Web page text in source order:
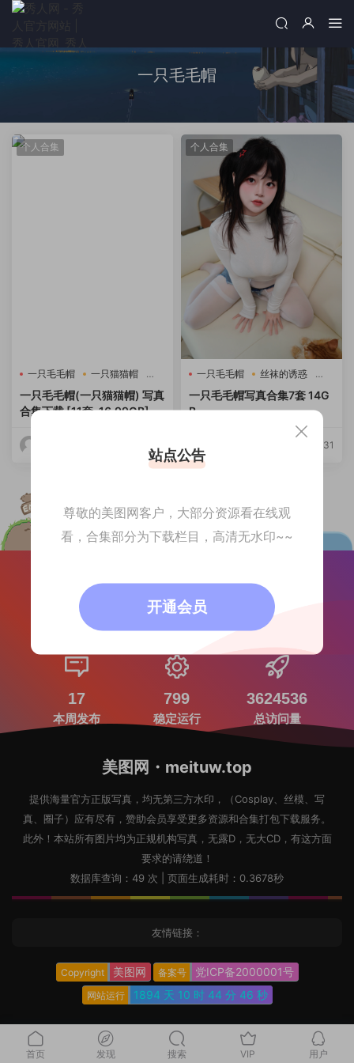
一只毛毛帽
个人合集
一只毛毛帽
一只猫猫帽
毛毛帽
一只毛毛帽(一只猫猫帽) 写真
合集下载 [11套-16.99GB] 持
2026-06-02
个人合集
一只毛毛帽
丝袜的诱惑
合集打包下载
一只毛毛帽写真合集7套 14G
B
2026-03-31
81077 1984
17
本周发布
799
稳定运行
3624536
总访问量
美图网・meituw.top
提供海量官方正版写真，均无第三方水印，（Cosplay、丝模、写
真、圈子）应有尽有，赞助会员享受更多资源和合集打包下载服务。
此外！本站所有图片均为正规机构写真，无露D，无大CD，有这方面
要求的请绕道！
数据库查询：49 次 | 页面生成耗时：0.3678秒
友情链接：
Copyright 美图网 备案号 党ICP备2000001号
网站运行 1894 天 10 时 44 分 46 秒
首页 发现 搜索 VIP 用户
站点公告
尊敬的美图网客户，大部分资源看在线观
看，合集部分为下载栏目，高清无水印~~
开通会员